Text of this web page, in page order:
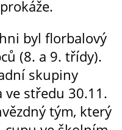
byl florbalový
(8. a 9. třídy).
skupiny
ve středu 30.11.
tým, který